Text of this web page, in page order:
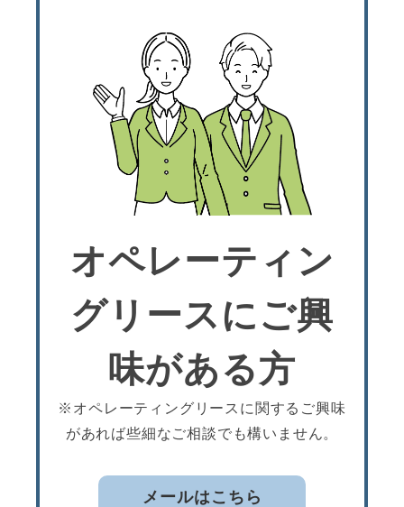
オペレーティン
グリースにご興
味がある方
※オペレーティングリースに関するご興味
があれば些細なご相談でも構いません。
メールはこちら